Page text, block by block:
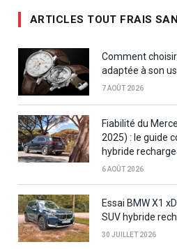
ARTICLES TOUT FRAIS
Comment
adaptée à son
7 AOÛT 2026
Fiabilité du
2025) : le guide
hybride
6 AOÛT 2026
Essai BMW X1
SUV hybride
30 JUILLET 2026